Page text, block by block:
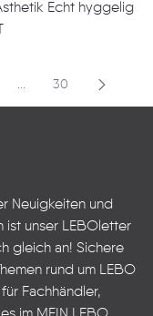
Echt hyggelig
...Zwischenseiten
Seite
30
Neuigkeiten und
ist unser LEBOletter
gleich an! Sichere
rund um LEBO
Fachhändler,